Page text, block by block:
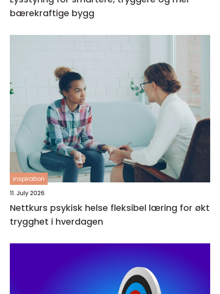
bærekraftige bygg
inspiration
11. July 2026
Nettkurs psykisk helse fleksibel læring for økt
trygghet i hverdagen